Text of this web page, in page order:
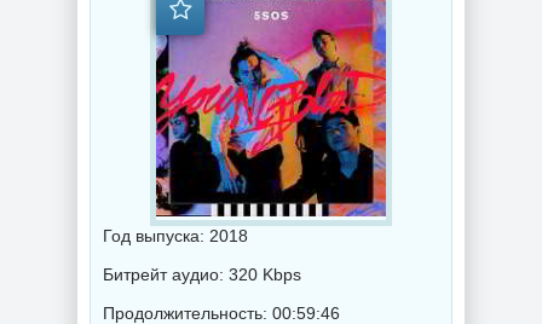
Год выпуска: 2018
Битрейт аудио: 320 Kbps
Продолжительность: 00:59:46